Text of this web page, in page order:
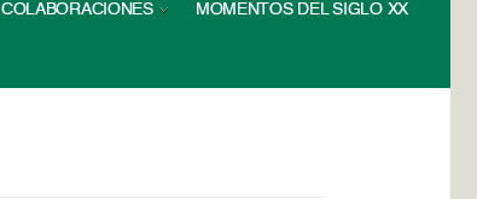
COLABORACIONES MOMENTOS DEL SIGLO XX